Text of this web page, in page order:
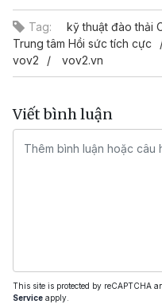
Tag:
kỹ thuật đào thải
Trung tâm Hồi sức tích cực
vov2
vov2.vn
Viết bình luận
This site is protected by reCAPTCHA
Service apply.